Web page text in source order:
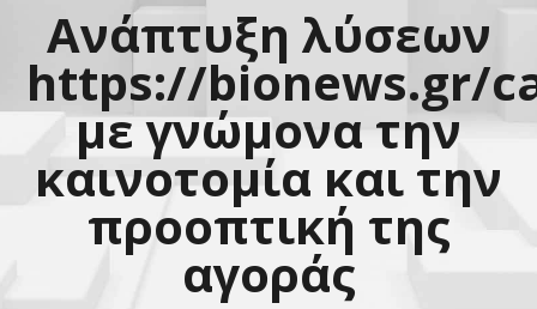
Ανάπτυξη λύσεων
https://bionews.gr/
με γνώμονα την
καινοτομία και την
προοπτική της
αγοράς